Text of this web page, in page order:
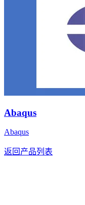
Abaqus
Abaqus
返回产品列表